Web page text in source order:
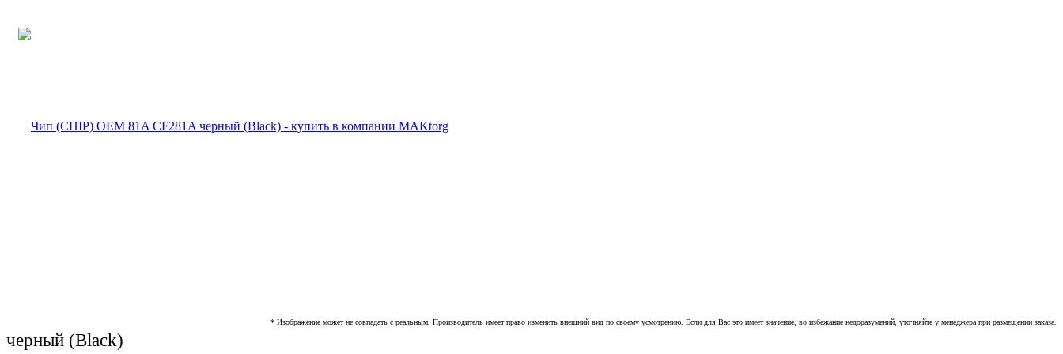
* Изображение может не совпадать с реальным. Производитель имеет право изменить внешний вид по своему усмотрению. Если для Вас это имеет значение, во избежание недоразумений, уточняйте у менеджера при размещении заказа.
черный (Black)